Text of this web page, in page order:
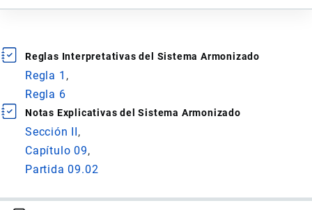
Reglas Interpretativas del Sistema Armonizado
Regla 1
Regla 6
Notas Explicativas del Sistema Armonizado
Sección II
Capítulo 09
Partida 09.02